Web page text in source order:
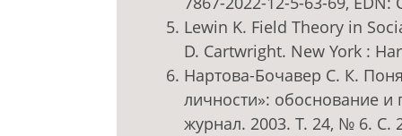
Lewin K. Field Theory in
D. Cartwright. New York :
Нартова-Бочавер С. К.
личности»: обоснование
журнал. 2003. Т. 24, № 6. С.